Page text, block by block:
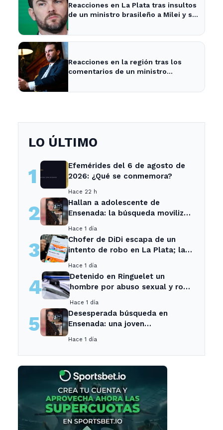
Reacciones en La Plata tras insultos
de un ministro brasileño a Milei y su
Reacciones en la región tras los
comentarios de un ministro
LO ÚLTIMO
1
Efemérides del 6 de agosto de
2026: ¿Qué se conmemora?
Hace 22 h
2
Hallan a adolescente de
Ensenada: la búsqueda movilizó
Hace 1 día
3
Chofer de DiDi escapa de un
intento de robo en La Plata; la
Hace 1 día
4
Detenido en Ringuelet un
hombre por abuso sexual y robo
Hace 1 día
5
Desesperada búsqueda en
Ensenada: una joven
Hace 1 día